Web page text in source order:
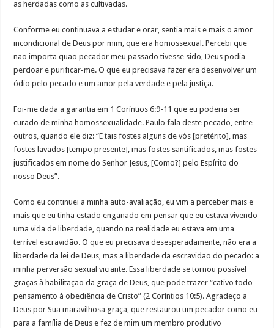
as herdadas como as cultivadas.
Conforme eu continuava a estudar e orar, sentia mais e mais o amor
incondicional de Deus por mim, que era homossexual. Percebi que
não importa quão pecador meu passado tivesse sido, Deus podia
perdoar e purificar-me. O que eu precisava fazer era desenvolver um
ódio pelo pecado e um amor pela verdade e pela justiça.
Foi-me dada a garantia em 1 Coríntios 6:9-11 que eu poderia ser
curado de minha homossexualidade. Paulo fala deste pecado, entre
outros, quando ele diz: “E tais fostes alguns de vós [pretérito], mas
fostes lavados [tempo presente], mas fostes santificados, mas fostes
justificados em nome do Senhor Jesus, [Como?] pelo Espírito do
nosso Deus”.
Como eu continuei a minha auto-avaliação, eu vim a perceber mais e
mais que eu tinha estado enganado em pensar que eu estava vivendo
uma vida de liberdade, quando na realidade eu estava em uma
terrível escravidão. O que eu precisava desesperadamente, não era a
liberdade da lei de Deus, mas a liberdade da escravidão do pecado: a
minha perversão sexual viciante. Essa liberdade se tornou possível
graças à habilitação da graça de Deus, que pode trazer “cativo todo
pensamento à obediência de Cristo” (2 Coríntios 10:5). Agradeço a
Deus por Sua maravilhosa graça, que restaurou um pecador como eu
para a família de Deus e fez de mim um membro produtivo